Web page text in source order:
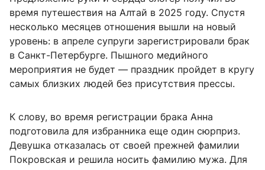
время путешествия на Алтай в 2025 году. Спустя
несколько месяцев отношения вышли на новый
уровень: в апреле супруги зарегистрировали брак
в Санкт-Петербурге. Пышного медийного
мероприятия не будет — праздник пройдет в кругу
самых близких людей без присутствия прессы.
К слову, во время регистрации брака Анна
подготовила для избранника еще один сюрприз.
Девушка отказалась от своей прежней фамилии
Покровская и решила носить фамилию мужа. Для